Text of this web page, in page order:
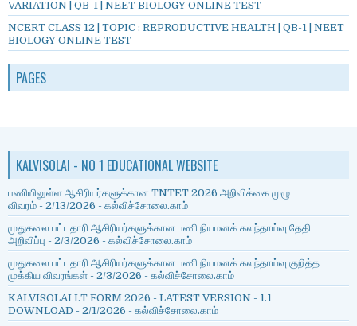
VARIATION | QB-1 | NEET BIOLOGY ONLINE TEST
NCERT CLASS 12 | TOPIC : REPRODUCTIVE HEALTH | QB-1 | NEET
BIOLOGY ONLINE TEST
PAGES
KALVISOLAI - NO 1 EDUCATIONAL WEBSITE
பணியிலுள்ள ஆசிரியர்களுக்கான TNTET 2026 அறிவிக்கை முழு
விவரம் - 2/13/2026 - கல்விச்சோலை.காம்
முதுகலை பட்டதாரி ஆசிரியர்களுக்கான பணி நியமனக் கலந்தாய்வு தேதி
அறிவிப்பு - 2/3/2026 - கல்விச்சோலை.காம்
முதுகலை பட்டதாரி ஆசிரியர்களுக்கான பணி நியமனக் கலந்தாய்வு குறித்த
முக்கிய விவரங்கள் - 2/3/2026 - கல்விச்சோலை.காம்
KALVISOLAI I.T FORM 2026 - LATEST VERSION - 1.1
DOWNLOAD - 2/1/2026 - கல்விச்சோலை.காம்